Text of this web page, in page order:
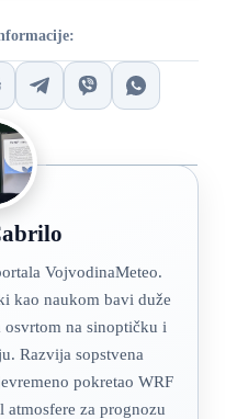
VojvodinaMeteo.
kao naukom bavi duže
osvrtom na sinoptičku i
Razvija sopstvena
pokretao WRF
za prognozu